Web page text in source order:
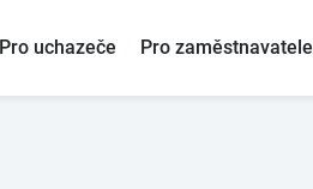
Pro uchazeče Pro zaměstnavatele